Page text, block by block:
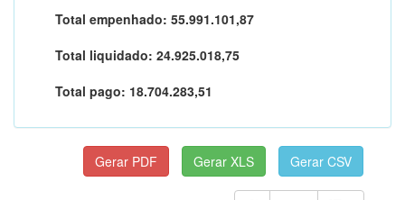
Total empenhado: 55.991.101,87
Total liquidado: 24.925.018,75
Total pago: 18.704.283,51